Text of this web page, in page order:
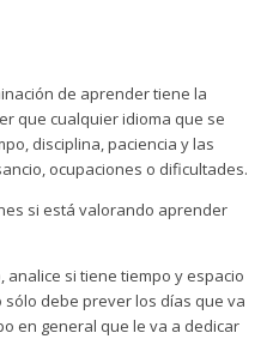
de aprender tiene la
que cualquier idioma que se
disciplina, paciencia y las
ocupaciones o dificultades.
si está valorando aprender
analice si tiene tiempo y espacio
debe prever los días que va
en general que le va a dedicar